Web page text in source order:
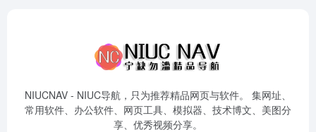
NIUCNAV - NIUC导航，只为推荐精品网页与软件。 集网址、
常用软件、办公软件、网页工具、模拟器、技术博文、美图分
享、优秀视频分享。